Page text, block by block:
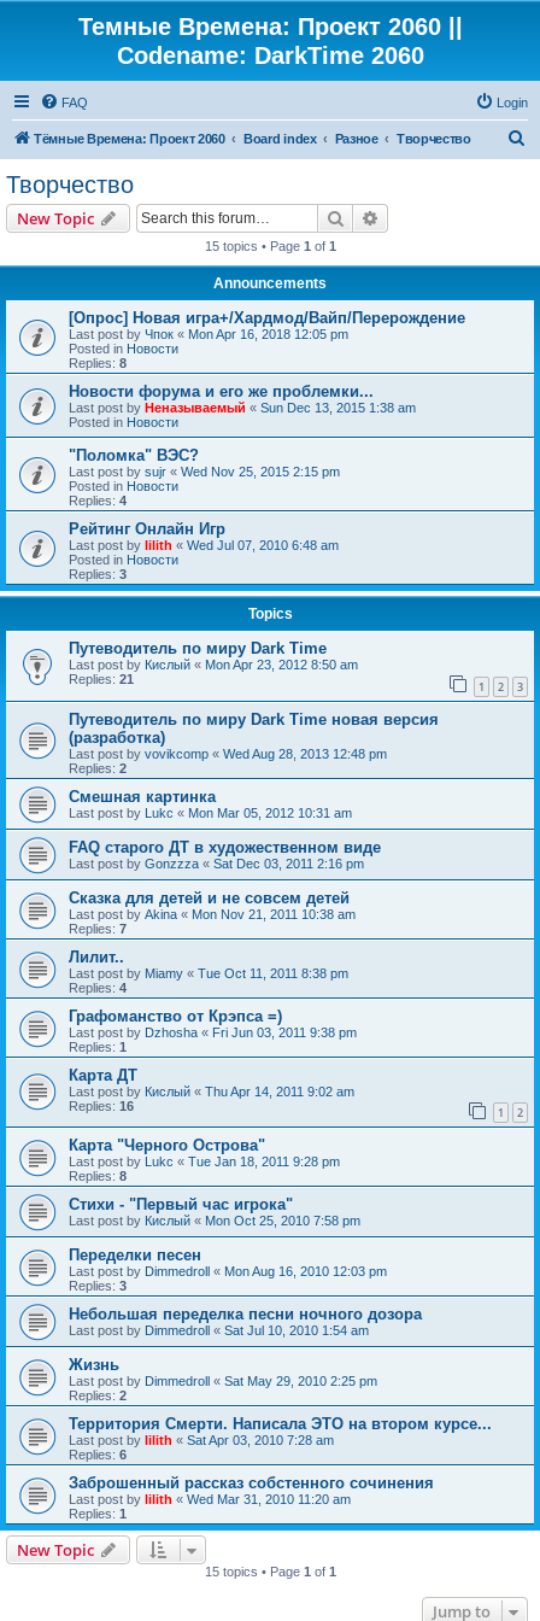
Темные Времена: Проект 2060 ||
Codename: DarkTime 2060
FAQ Login
Тёмные Времена: Проект 2060 Board index Разное Творчество
Творчество
New Topic Search
15 topics • Page 1 of 1
Announcements
[Опрос] Новая игра+/Хардмод/Вайп/Перерождение
Last post by Чпок « Mon Apr 16, 2018 12:05 pm
Posted in Новости
Replies: 8
Новости форума и его же проблемки...
Last post by Неназываемый « Sun Dec 13, 2015 1:38 am
Posted in Новости
"Поломка" ВЭС?
Last post by sujr « Wed Nov 25, 2015 2:15 pm
Posted in Новости
Replies: 4
Рейтинг Онлайн Игр
Last post by lilith « Wed Jul 07, 2010 6:48 am
Posted in Новости
Replies: 3
Topics
Путеводитель по миру Dark Time
Last post by Кислый « Mon Apr 23, 2012 8:50 am
Replies: 21 1 2 3
Путеводитель по миру Dark Time новая версия
(разработка)
Last post by vovikcomp « Wed Aug 28, 2013 12:48 pm
Replies: 2
Смешная картинка
Last post by Lukc « Mon Mar 05, 2012 10:31 am
FAQ старого ДТ в художественном виде
Last post by Gonzzza « Sat Dec 03, 2011 2:16 pm
Сказка для детей и не совсем детей
Last post by Akina « Mon Nov 21, 2011 10:38 am
Replies: 7
Лилит..
Last post by Miamy « Tue Oct 11, 2011 8:38 pm
Replies: 4
Графоманство от Крэпса =)
Last post by Dzhosha « Fri Jun 03, 2011 9:38 pm
Replies: 1
Карта ДТ
Last post by Кислый « Thu Apr 14, 2011 9:02 am
Replies: 16 1 2
Карта "Черного Острова"
Last post by Lukc « Tue Jan 18, 2011 9:28 pm
Replies: 8
Стихи - "Первый час игрока"
Last post by Кислый « Mon Oct 25, 2010 7:58 pm
Переделки песен
Last post by Dimmedroll « Mon Aug 16, 2010 12:03 pm
Replies: 3
Небольшая переделка песни ночного дозора
Last post by Dimmedroll « Sat Jul 10, 2010 1:54 am
Жизнь
Last post by Dimmedroll « Sat May 29, 2010 2:25 pm
Replies: 2
Территория Смерти. Написала ЭТО на втором курсе...
Last post by lilith « Sat Apr 03, 2010 7:28 am
Replies: 6
Заброшенный рассказ собстенного сочинения
Last post by lilith « Wed Mar 31, 2010 11:20 am
Replies: 1
New Topic
15 topics • Page 1 of 1
Jump to